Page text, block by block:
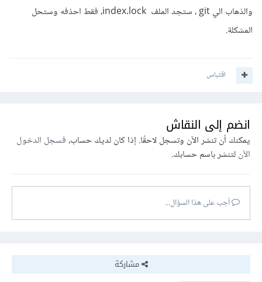
والذهاب الي git ، ستجد الملف index.lock، فقط احذفه وستحل
المشكلة.
اقتباس
انضم إلى النقاش
يمكنك أن تنشر الآن وتسجل لاحقًا. إذا كان لديك حساب،فسجل الدخول
الآنلتنشر باسم حسابك.
أجب على هذا السؤال...
مشاركة